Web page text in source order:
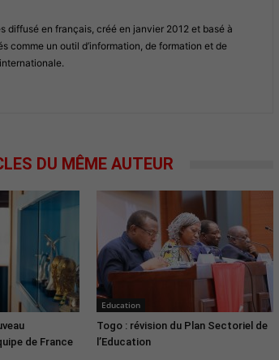
diffusé en français, créé en janvier 2012 et basé à
comme un outil d’information, de formation et de
DU MÊME AUTEUR
de France
Education
Togo : révision du Plan Sectoriel de
l’Education